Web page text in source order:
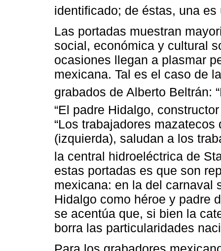
identificado; de éstas, una es
Las portadas muestran
social, económica y cultural
ocasiones llegan a plasmar
mexicana. Tal es el caso de
grabados de Alberto Beltrán:
“El padre Hidalgo,
“Los trabajadores
(izquierda), saludan a los
la central hidroeléctrica de
estas portadas es que son
mexicana: en la del carnaval
Hidalgo como héroe y padre
se acentúa que, si bien la
borra las particularidades